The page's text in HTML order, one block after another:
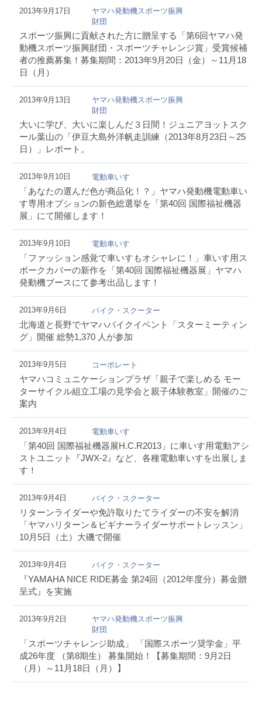
2013年9月17日
ヤマハ発動機スポーツ振興
財団
スポーツ振興に貢献された方に贈呈する「第6回ヤマハ発
動機スポーツ振興財団・スポーツチャレンジ賞」受賞候補
者の推薦募集！募集期間：2013年9月20日（金）～11月18
日（月）
2013年9月13日
ヤマハ発動機スポーツ振興
財団
大いに学び、大いに楽しんだ３日間！ジュニアヨットスク
ール葉山の「伊豆大島外洋帆走訓練（2013年8月23日～25
日）」レポート。
2013年9月10日 電動車いす
「あなたの選んだ色が商品化！？」ヤマハ発動機電動車い
す専用オプションの新色総選挙を「第40回 国際福祉機器
展」にて開催します！
2013年9月10日 電動車いす
「ファッション感覚で車いすもオシャレに！」車いす用ス
ポークカバーの新作を「第40回 国際福祉機器展」ヤマハ
発動機ブースにて参考出品します！
2013年9月6日 バイク・スクーター
北海道と長野でヤマハバイクイベント「スターミーティン
グ」開催 総勢1,370 人が参加
2013年9月5日 コーポレート
ヤマハコミュニケーションプラザ「親子で楽しめる モー
ターサイクル組立工場の見学会と親子体験教室」開催のご
案内
2013年9月4日 電動車いす
「第40回 国際福祉機器展H.C.R2013」に車いす用電動アシ
ストユニット『JWX-2』など、各種電動車いすを出展しま
す！
2013年9月4日 バイク・スクーター
リターンライダーや免許取りたてライダーの不安を解消
「ヤマハリターン＆ビギナーライダーサポートレッスン」
10月5日（土）大磯で開催
2013年9月4日 バイク・スクーター
『YAMAHA NICE RIDE募金 第24回（2012年度分）募金贈
呈式』を実施
2013年9月2日
ヤマハ発動機スポーツ振興
財団
「スポーツチャレンジ助成」 「国際スポーツ奨学金」平
成26年度 （第8期生） 募集開始！【募集期間：9月2日
（月）～11月18日（月）】